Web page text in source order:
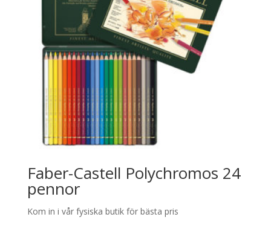
Faber-Castell Polychromos 24
pennor
Kom in i vår fysiska butik för bästa pris